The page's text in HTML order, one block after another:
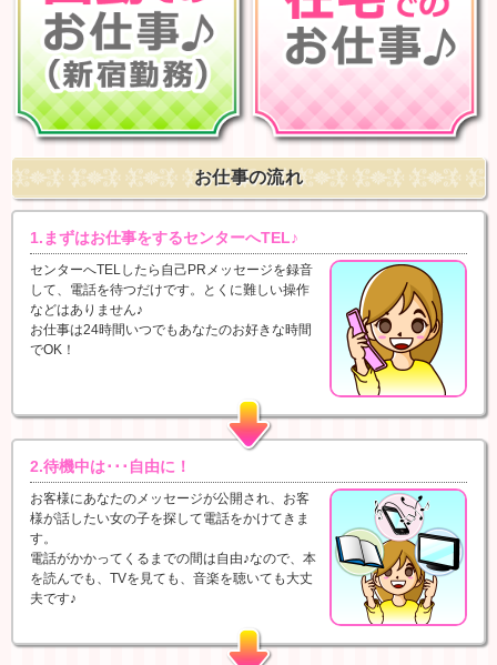
お仕事の流れ
1.まずはお仕事をするセンターへTEL♪
センターへTELしたら自己PRメッセージを録音
して、電話を待つだけです。とくに難しい操作
などはありません♪
お仕事は24時間いつでもあなたのお好きな時間
でOK！
2.待機中は･･･自由に！
お客様にあなたのメッセージが公開され、お客
様が話したい女の子を探して電話をかけてきま
す。
電話がかかってくるまでの間は自由♪なので、本
を読んでも、TVを見ても、音楽を聴いても大丈
夫です♪